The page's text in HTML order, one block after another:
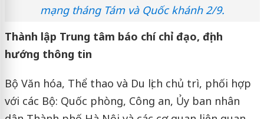
mạng tháng Tám và Quốc khánh 2/9.
Thành lập Trung tâm báo chí chỉ đạo, định
hướng thông tin
Bộ Văn hóa, Thể thao và Du lịch chủ trì, phối hợp
với các Bộ: Quốc phòng, Công an, Ủy ban nhân